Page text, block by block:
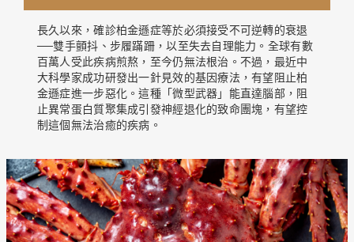
長久以來，確診柏金遜症等於必須接受不可逆轉的衰退
──雙手顫抖、步履蹣跚，以至失去自理能力。全球有數
百萬人受此疾病煎熬，至今仍無法根治。不過，最近中
大科學家成功研發出一針見效的基因療法，有望阻止柏
金遜症進一步惡化。這種「微型武器」能直達腦部，阻
止異常蛋白質聚集成引發神經退化的致命團塊，有望控
制這個無法治癒的疾病。